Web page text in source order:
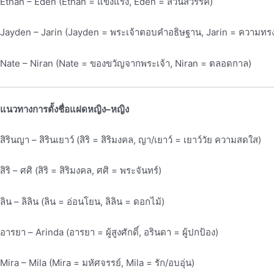
Jayden – Jarin (Jayden = พระเจ้าตอบคำอธิษฐาน, Jarin = ความทร
Nate – Niran (Nate = ของขวัญจากพระเจ้า, Niran = ตลอดกาล)
แนวทางการตั้งชื่อแฝดหญิง–หญิง
สิรินญา – สิรินเยาว์ (สิริ = สิริมงคล, ญา/เยาว์ = เยาว์วัย ความสดใส)
สิริ – ศศิ (สิริ = สิริมงคล, ศศิ = พระจันทร์)
ลิน – ลิลิน (ลิน = อ่อนโยน, ลิลิน = ดอกไม้)
อารยา – Arinda (อารยา = ผู้สูงศักดิ์, อรินดา = ผู้ปกป้อง)
Mira – Mila (Mira = มหัศจรรย์, Mila = รัก/อบอุ่น)